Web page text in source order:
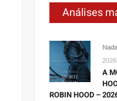
Análises
2026
A
ROBIN HOOD –